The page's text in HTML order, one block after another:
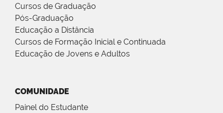
Cursos de Graduação
Pós-Graduação
Educação a Distância
Cursos de Formação Inicial e Continuada
Educação de Jovens e Adultos
COMUNIDADE
Painel do Estudante